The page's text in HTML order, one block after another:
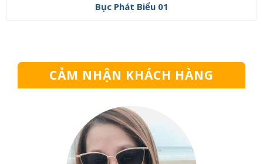
Bục Phát Biểu 01
CẢM NHẬN KHÁCH HÀNG